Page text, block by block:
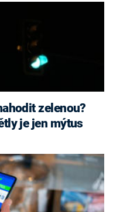
zelenou?
je jen mýtus